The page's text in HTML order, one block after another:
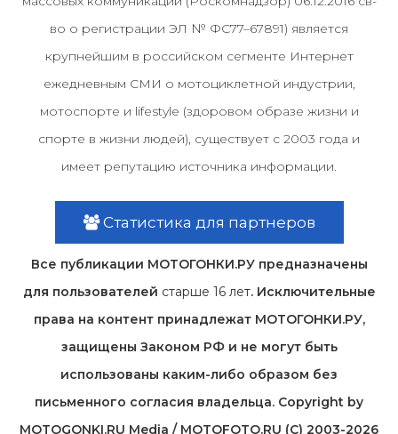
во о регистрации ЭЛ № ФС77–67891) является
крупнейшим в российском сегменте Интернет
ежедневным СМИ о мотоциклетной индустрии,
мотоспорте и lifestyle (здоровом образе жизни и
спорте в жизни людей), существует с 2003 года и
имеет репутацию источника информации.
Статистика для партнеров
Все публикации МОТОГОНКИ.РУ предназначены
для пользователей старше 16 лет. Исключительные
права на контент принадлежат МОТОГОНКИ.РУ,
защищены Законом РФ и не могут быть
использованы каким-либо образом без
письменного согласия владельца. Copyright by
MOTOGONKI.RU Media / MOTOFOTO.RU (C) 2003-2026